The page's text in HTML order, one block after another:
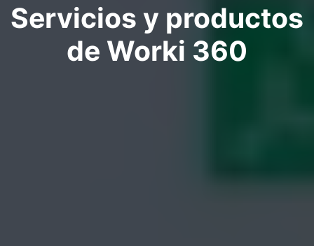
Servicios y productos
de Worki 360